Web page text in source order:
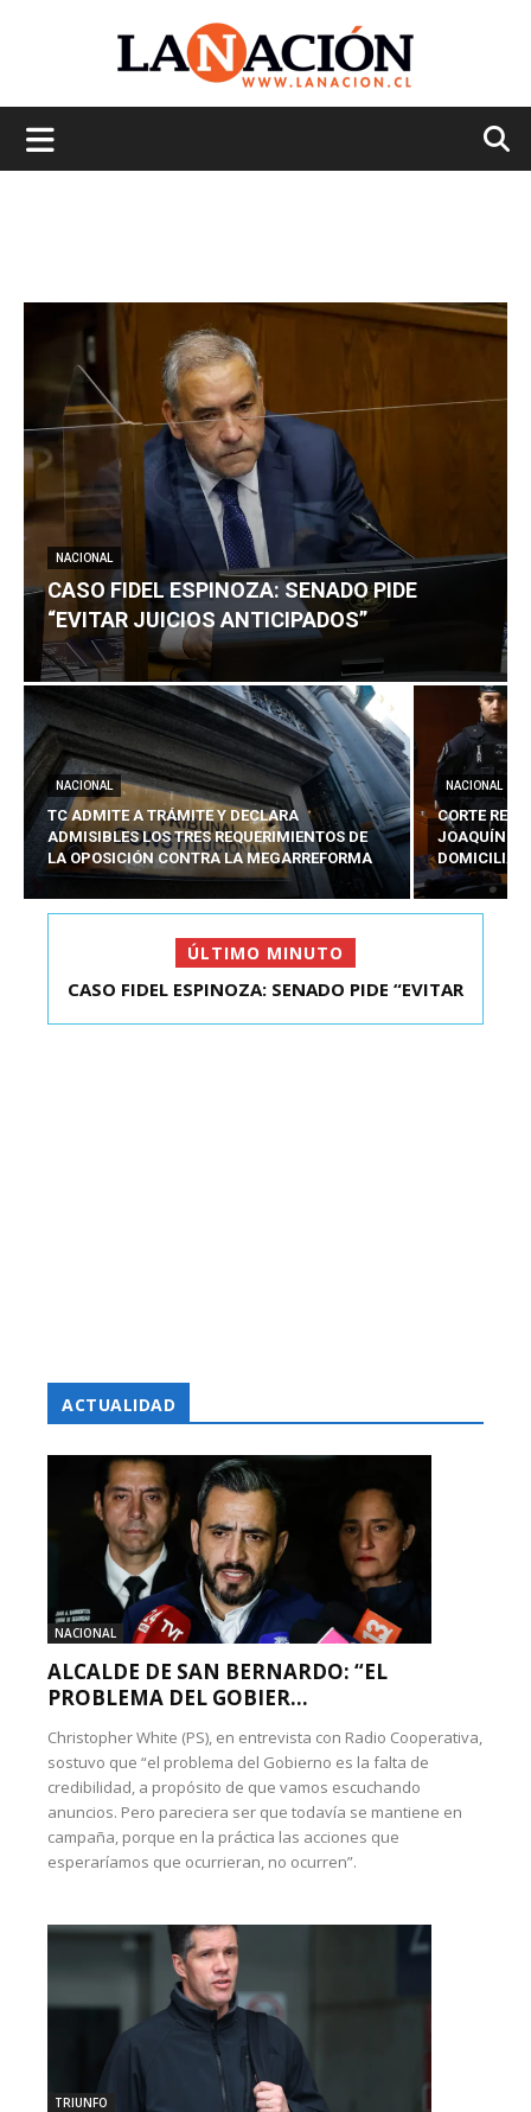
NACIONAL
CASO FIDEL ESPINOZA: SENADO PIDE
“EVITAR JUICIOS ANTICIPADOS”
NACIONAL
TC ADMITE A TRÁMITE Y DECLARA
ADMISIBLES LOS TRES REQUERIMIENTOS DE
LA OPOSICIÓN CONTRA LA MEGARREFORMA
NACIONAL
CORTE
JOAQUÍN
ÚLTIMO MINUTO
TC ADMITE A TRÁMITE Y DECLARA ADMISIBLES
ACTUALIDAD
NACIONAL
ALCALDE DE SAN BERNARDO: “EL
PROBLEMA DEL GOBIER...
Christopher White (PS), en entrevista con Radio Cooperativa,
sostuvo que “el problema del Gobierno es la falta de
credibilidad, a propósito de que vamos escuchando
anuncios. Pero pareciera ser que todavía se mantiene en
campaña, porque en la práctica las acciones que
esperaríamos que ocurrieran, no ocurren”.
TRIUNFO